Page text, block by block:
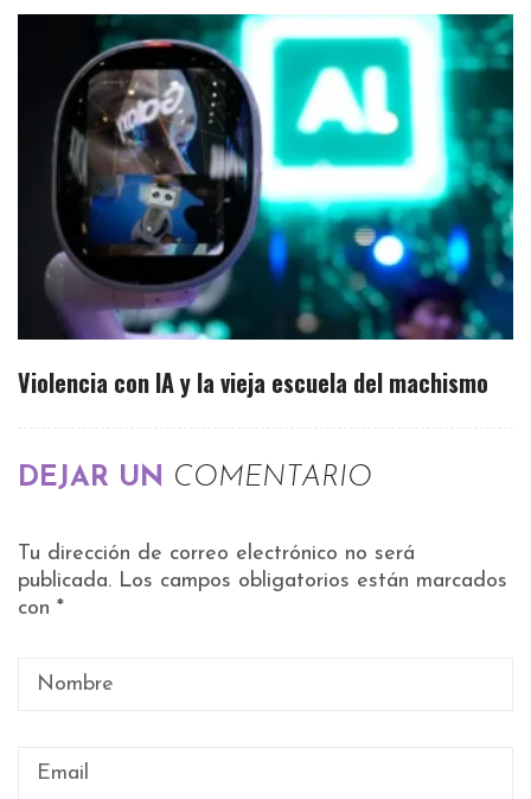
Violencia con IA y la vieja escuela del machismo
DEJAR UN COMENTARIO
Tu dirección de correo electrónico no será
publicada. Los campos obligatorios están marcados
con *